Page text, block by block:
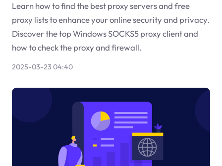
Learn how to find the best proxy servers and free
proxy lists to enhance your online security and privacy.
Discover the top Windows SOCKS5 proxy client and
how to check the proxy and firewall.
2025-03-23 04:40